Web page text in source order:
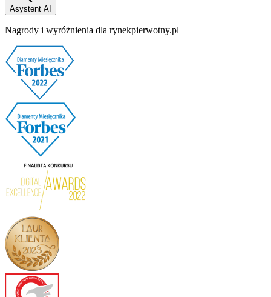
Asystent AI
Nagrody i wyróżnienia dla rynekpierwotny.pl